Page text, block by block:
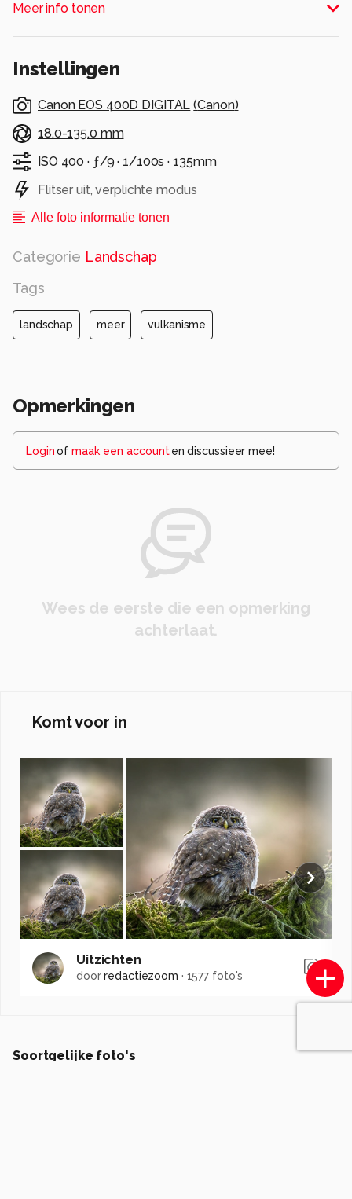
Meer info tonen
Instellingen
Canon EOS 400D DIGITAL (Canon)
18.0-135.0 mm
ISO 400 · ƒ/9 ·1/100s ·135mm
Flitser uit, verplichte modus
Alle foto informatie tonen
Categorie Landschap
Tags
landschap meer vulkanisme
Opmerkingen
Loginof maak een account en discussieer mee!
Wees de eerste die een opmerking
achterlaat.
Komt voor in
Uitzichten
doorredactiezoom · 1577 foto's
Soortgelijke foto's